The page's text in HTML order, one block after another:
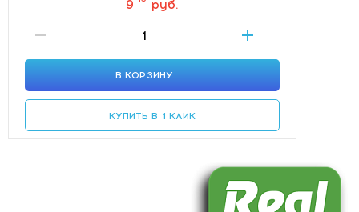
9 руб.
В КОРЗИНУ
КУПИТЬ В 1 КЛИК